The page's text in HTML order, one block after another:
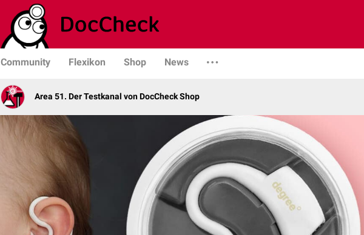
Community Flexikon Shop News
Area 51. Der Testkanal von DocCheck Shop